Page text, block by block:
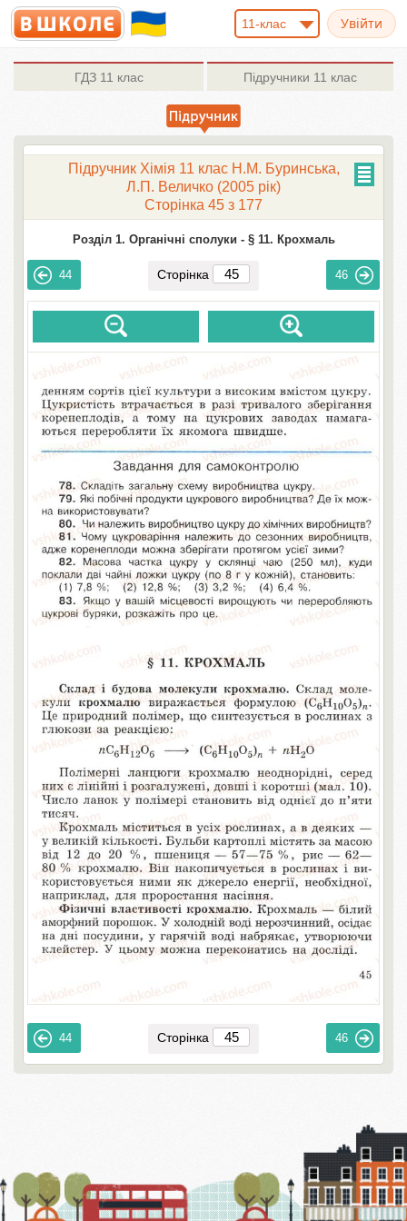
11-клас
ГДЗ11 клас Підручники 11 клас
Підручник Хімія 11 клас Н.М. Буринська,
Л.П. Величко (2005 рік)
Сторінка 45 з 177
Розділ 1. Органічні сполуки - § 11. Крохмаль
44 Сторінка 46
44 Сторінка 46